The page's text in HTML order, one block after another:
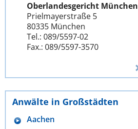
Oberlandesgericht München
Prielmayerstraße 5
80335 München
Tel.: 089/5597-02
Fax.: 089/5597-3570
Anwälte in Großstädten
Aachen